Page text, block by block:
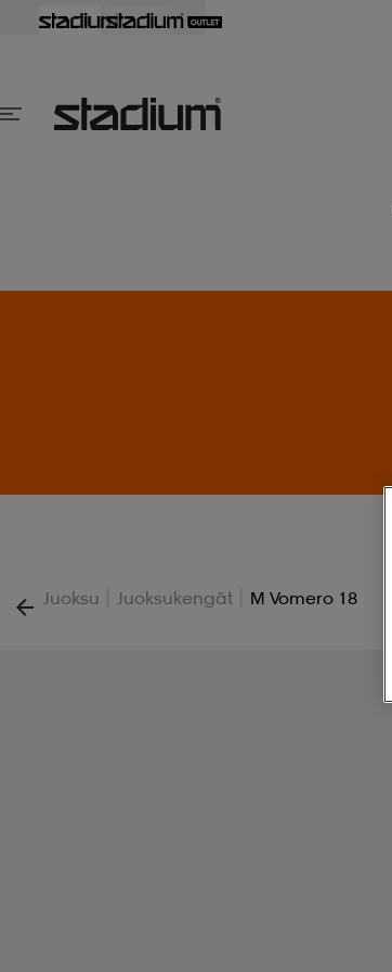
Juoksu | Juoksukengät | M Vomero 18